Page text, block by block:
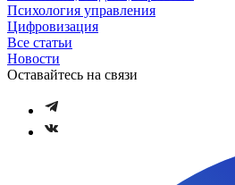
Психология управления
Цифровизация
Все статьи
Новости
Оставайтесь на связи